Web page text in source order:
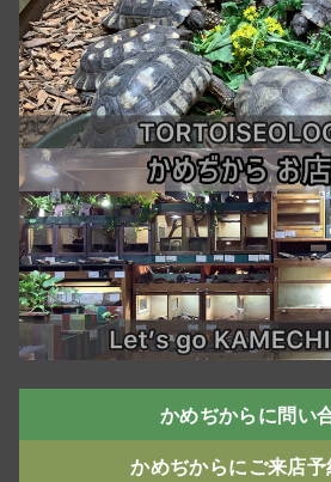
かめぢからに問い
かめぢからにご来店